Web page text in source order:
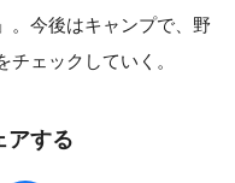
。今後はキャンプで、野
ェックしていく。
アする